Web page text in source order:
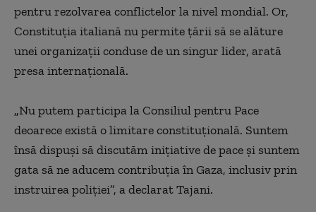
pentru rezolvarea conflictelor la nivel mondial. Or,
Constituţia italiană nu permite ţării să se alăture
unei organizaţii conduse de un singur lider, arată
presa internațională.
„Nu putem participa la Consiliul pentru Pace
deoarece există o limitare constituţională. Suntem
însă dispuşi să discutăm iniţiative de pace şi suntem
gata să ne aducem contribuţia în Gaza, inclusiv prin
instruirea poliţiei”, a declarat Tajani.